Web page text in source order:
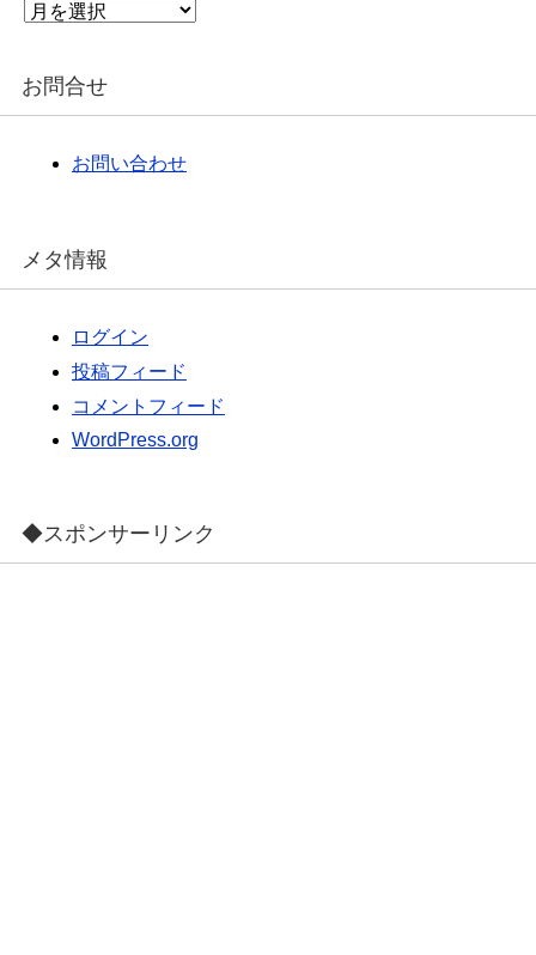
ア
イ
お問合せ
お問い合わせ
メタ情報
ログイン
投稿フィード
コメントフィード
WordPress.org
◆スポンサーリンク